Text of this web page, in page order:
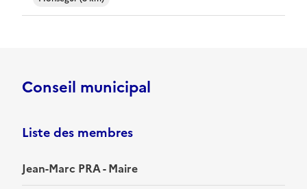
Conseil municipal
Liste des membres
Jean-Marc PRA - Maire